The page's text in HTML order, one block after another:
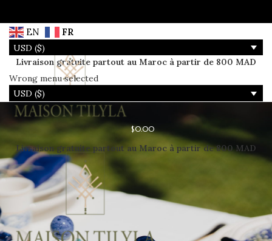
EN FR
USD ($)
Livraison gratuite partout au Maroc à partir de 800 MAD
$0.00
Livraison gratuite partout au Maroc à partir de 800 MAD
Wrong menu selected
USD ($)